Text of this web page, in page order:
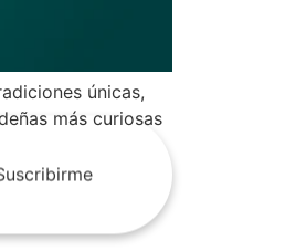
únicas,
más curiosas